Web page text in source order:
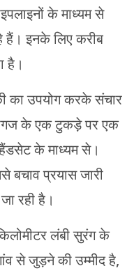
के माध्यम से
इनके लिए करीब
है।
का उपयोग करके संचार
के एक टुकड़े पर एक
के माध्यम से।
बचाव प्रयास जारी
रही है।
लंबी सुरंग के
से जुड़ने की उम्मीद है,